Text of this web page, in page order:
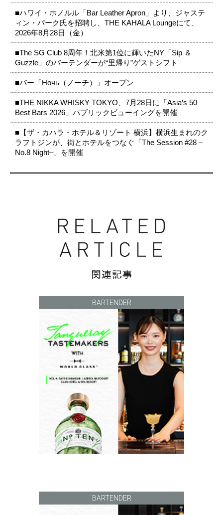
■ハワイ・ホノルル「Bar Leather Apron」より、ジャステ
ィン・パーク氏を招聘し、THE KAHALA Loungeにて、
2026年8月28日（金）
■The SG Club 8周年！北米第1位に輝いたNY「Sip ＆
Guzzle」のバーテンダーが“里帰り”ゲストシフト
■バー「Ночь（ノーチ）」オープン
■THE NIKKA WHISKY TOKYO、7月28日に「Asia’s 50
Best Bars 2026」パブリックビューイングを開催
■【ザ・カハラ・ホテル＆リゾート 横浜】横浜生まれのク
ラフトジンが、街とホテルをつなぐ「The Session #28 –
No.8 Night–」を開催
BARTENDER
BARTENDER